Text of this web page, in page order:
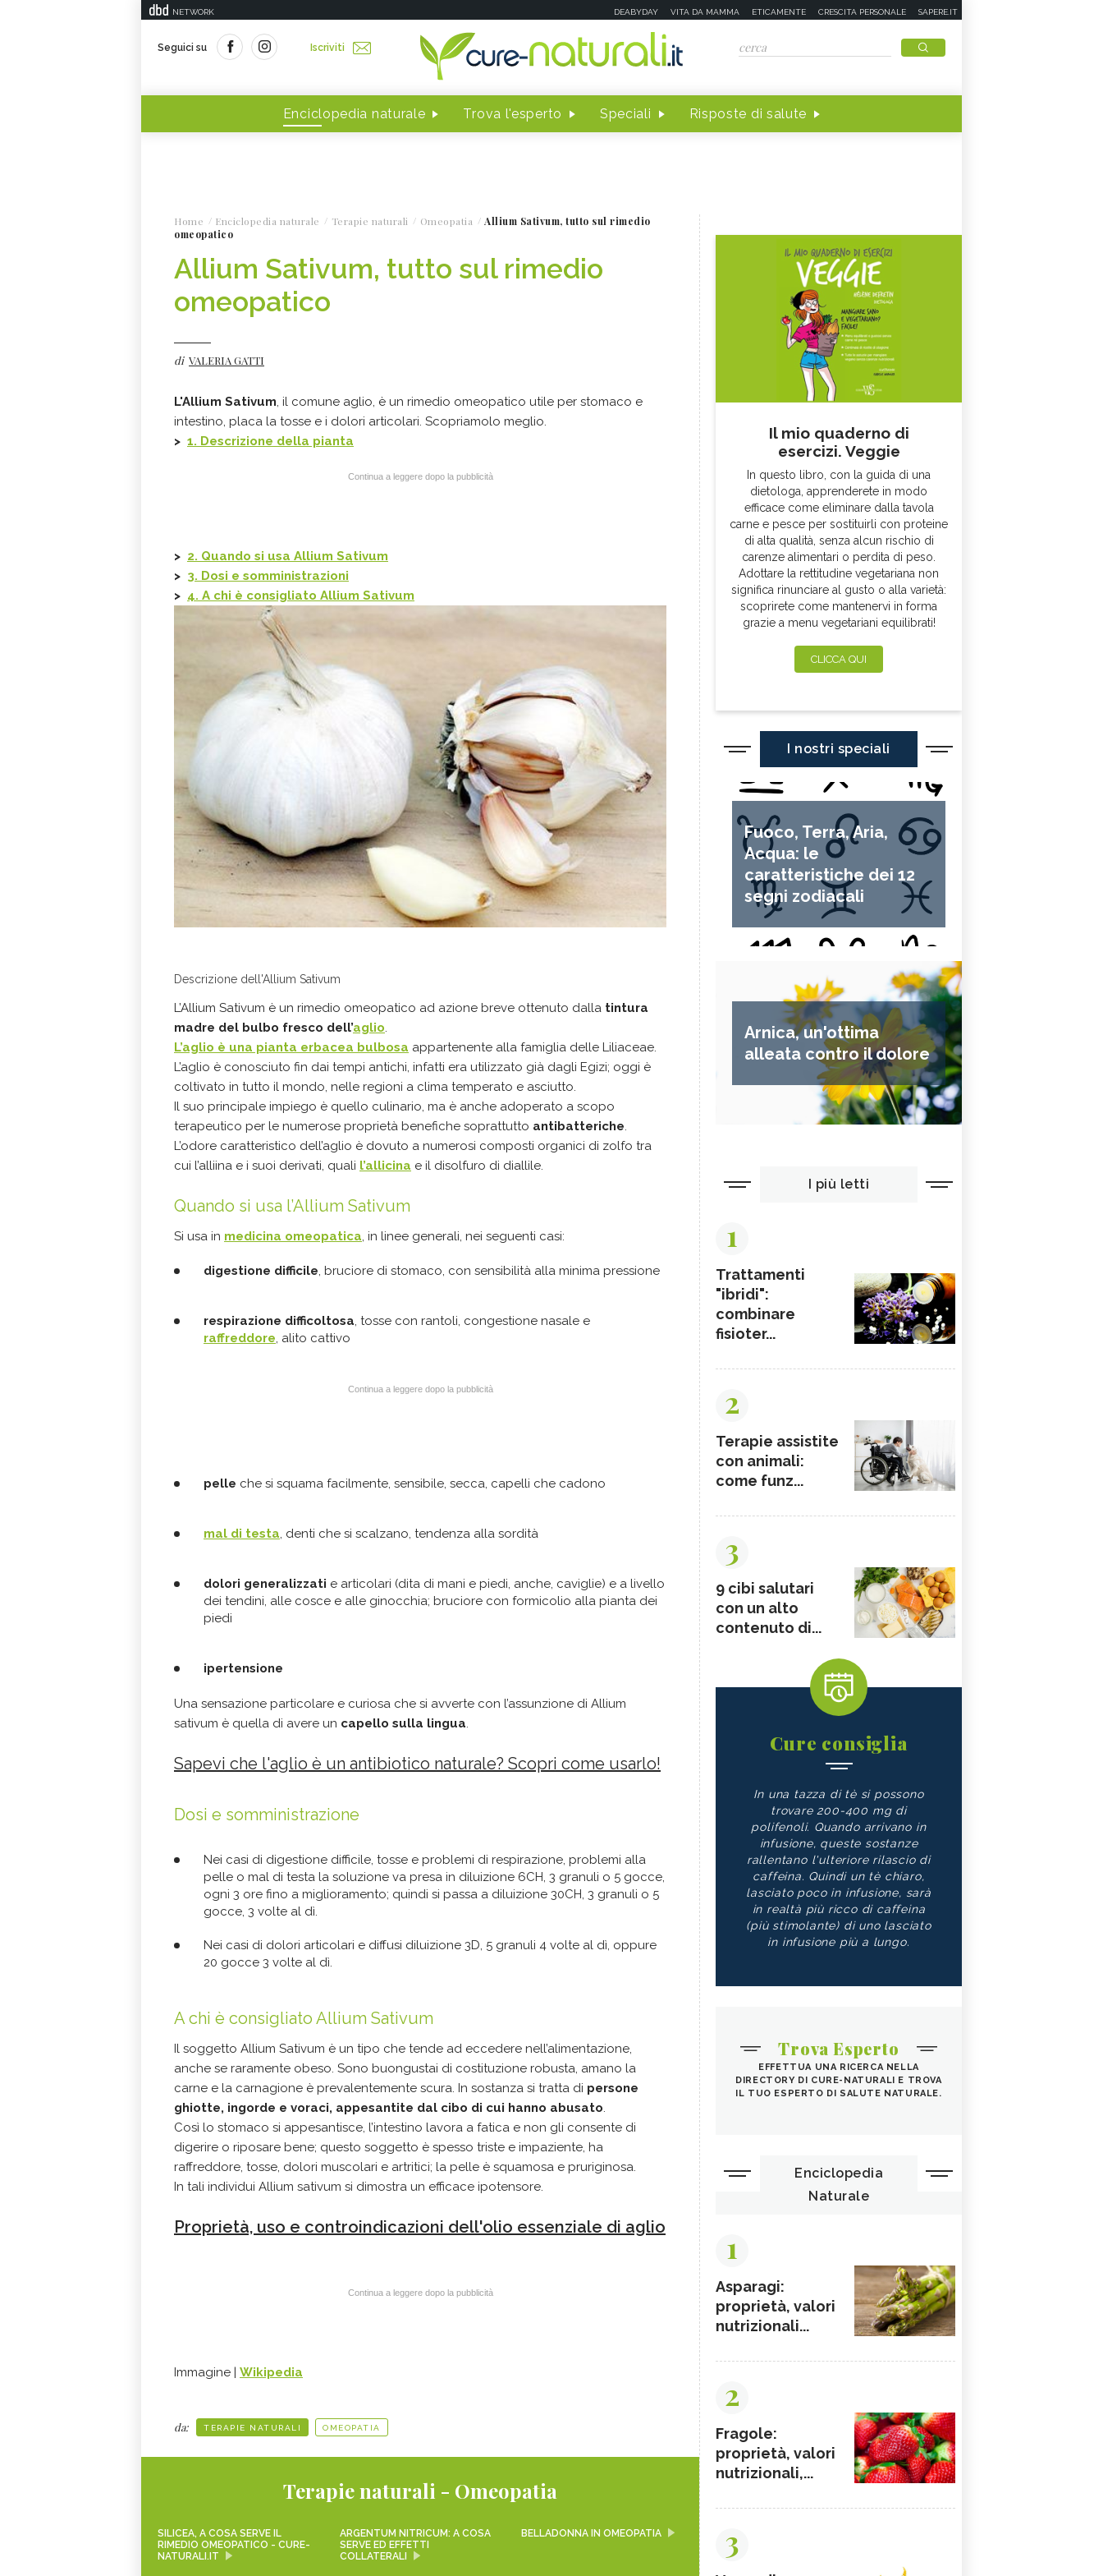
NETWORK DEABYDAY VITA DA MAMMA ETICAMENTE CRESCITA PERSONALE SAPERE.IT
Seguici su Iscriviti
Enciclopedia naturale Trova l'esperto Speciali Risposte di salute
Home Enciclopedia naturale Terapie naturali Omeopatia
Allium Sativum, tutto sul rimedio
omeopatico
Allium Sativum, tutto sul rimedio
omeopatico
di VALERIA GATTI
L'Allium Sativum, il comune aglio, è un rimedio omeopatico utile per stomaco e
intestino, placa la tosse e i dolori articolari. Scopriamolo meglio.
> 1. Descrizione della pianta
Continua a leggere dopo la pubblicità
> 2. Quando si usa Allium Sativum
> 3. Dosi e somministrazioni
> 4. A chi è consigliato Allium Sativum
Descrizione dell'Allium Sativum
L’Allium Sativum è un rimedio omeopatico ad azione breve ottenuto dalla tintura
madre del bulbo fresco dell’aglio.
L’aglio è una pianta erbacea bulbosa appartenente alla famiglia delle Liliaceae.
L’aglio è conosciuto fin dai tempi antichi, infatti era utilizzato già dagli Egizi; oggi è
coltivato in tutto il mondo, nelle regioni a clima temperato e asciutto.
Il suo principale impiego è quello culinario, ma è anche adoperato a scopo
terapeutico per le numerose proprietà benefiche soprattutto antibatteriche.
L’odore caratteristico dell’aglio è dovuto a numerosi composti organici di zolfo tra
cui l’alliina e i suoi derivati, quali l’allicina e il disolfuro di diallile.
Quando si usa l’Allium Sativum
Si usa in medicina omeopatica, in linee generali, nei seguenti casi:
digestione difficile, bruciore di stomaco, con sensibilità alla minima pressione
respirazione difficoltosa, tosse con rantoli, congestione nasale e
raffreddore, alito cattivo
Continua a leggere dopo la pubblicità
pelle che si squama facilmente, sensibile, secca, capelli che cadono
mal di testa, denti che si scalzano, tendenza alla sordità
dolori generalizzati e articolari (dita di mani e piedi, anche, caviglie) e a livello
dei tendini, alle cosce e alle ginocchia; bruciore con formicolio alla pianta dei
piedi
ipertensione
Una sensazione particolare e curiosa che si avverte con l’assunzione di Allium
sativum è quella di avere un capello sulla lingua.
Sapevi che l'aglio è un antibiotico naturale? Scopri come usarlo!
Dosi e somministrazione
Nei casi di digestione difficile, tosse e problemi di respirazione, problemi alla
pelle o mal di testa la soluzione va presa in diluizione 6CH, 3 granuli o 5 gocce,
ogni 3 ore fino a miglioramento; quindi si passa a diluizione 30CH, 3 granuli o 5
gocce, 3 volte al dì.
Nei casi di dolori articolari e diffusi diluizione 3D, 5 granuli 4 volte al dì, oppure
20 gocce 3 volte al dì.
A chi è consigliato Allium Sativum
Il soggetto Allium Sativum è un tipo che tende ad eccedere nell’alimentazione,
anche se raramente obeso. Sono buongustai di costituzione robusta, amano la
carne e la carnagione è prevalentemente scura. In sostanza si tratta di persone
ghiotte, ingorde e voraci, appesantite dal cibo di cui hanno abusato.
Così lo stomaco si appesantisce, l’intestino lavora a fatica e non gli consente di
digerire o riposare bene; questo soggetto è spesso triste e impaziente, ha
raffreddore, tosse, dolori muscolari e artritici; la pelle è squamosa e pruriginosa.
In tali individui Allium sativum si dimostra un efficace ipotensore.
Proprietà, uso e controindicazioni dell'olio essenziale di aglio
Continua a leggere dopo la pubblicità
Immagine | Wikipedia
da: TERAPIE NATURALI OMEOPATIA
Terapie naturali - Omeopatia
SILICEA, A COSA SERVE IL
RIMEDIO OMEOPATICO - CURE-
NATURALI.IT
ARGENTUM NITRICUM: A COSA
SERVE ED EFFETTI
COLLATERALI
BELLADONNA IN OMEOPATIA
Il mio quaderno di
esercizi. Veggie
In questo libro, con la guida di una
dietologa, apprenderete in modo
efficace come eliminare dalla tavola
carne e pesce per sostituirli con proteine
di alta qualità, senza alcun rischio di
carenze alimentari o perdita di peso.
Adottare la rettitudine vegetariana non
significa rinunciare al gusto o alla varietà:
scoprirete come mantenervi in forma
grazie a menu vegetariani equilibrati!
CLICCA QUI
I nostri speciali
Fuoco, Terra, Aria,
Acqua: le
caratteristiche dei 12
segni zodiacali
Arnica, un'ottima
alleata contro il dolore
I più letti
1
Trattamenti
"ibridi":
combinare
fisioter...
2
Terapie assistite
con animali:
come funz...
3
9 cibi salutari
con un alto
contenuto di...
Cure consiglia
In una tazza di tè si possono
trovare 200-400 mg di
polifenoli. Quando arrivano in
infusione, queste sostanze
rallentano l'ulteriore rilascio di
caffeina. Quindi un tè chiaro,
lasciato poco in infusione, sarà
in realtà più ricco di caffeina
(più stimolante) di uno lasciato
in infusione più a lungo.
Trova Esperto
EFFETTUA UNA RICERCA NELLA
DIRECTORY DI CURE-NATURALI E TROVA
IL TUO ESPERTO DI SALUTE NATURALE.
Enciclopedia
Naturale
1
Asparagi:
proprietà, valori
nutrizionali...
2
Fragole:
proprietà, valori
nutrizionali,...
3